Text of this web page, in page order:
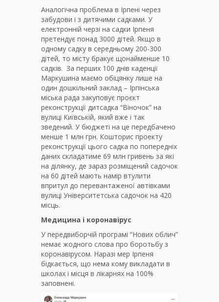
Аналогічна проблема в Ірпені через
забудови і з дитячими садками. У
електронній черзі на садки Ірпеня
претендує понад 3000 дітей. Якщо в
одному садку в середньому 200-300
дітей, то місту бракує щонайменше 10
садків. За перших 100 днів каденції
Маркушина маємо обіцянку лише на
один дошкільний заклад – Ірпінська
міська рада закуповує проєкт
реконструкції дитсадка “Віночок” на
вулиці Київській, який вже і так
зведений. У бюджеті на це передбачено
менше 1 млн грн. Кошторис проекту
реконструкції цього садка по попередніх
даних складатиме 69 млн гривень за які
на ділянку, де зараз розміщений садочок
на 60 дітей мають намір втулити
впритул до перевантаженої автівками
вулиці Університетська садочок на 420
місць.
Медицина і коронавірус
У передвиборчій програмі “Нових облич”
немає жодного слова про боротьбу з
коронавірусом. Наразі мер Ірпеня
бідкається, що нема кому викладати в
школах і місця в лікарнях на 100%
заповнені.